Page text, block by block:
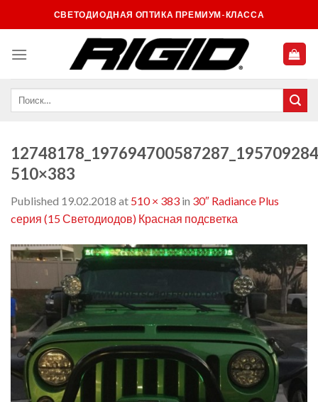
to
СВЕТОДИОДНАЯ ОПТИКА ПРЕМИУМ-КЛАССА
510×383
Published 19.02.2018 at 510 × 383 in 30″ Radiance Plus
cерия (15 Светодиодов) Красная подсветка